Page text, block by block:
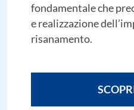
fondamentale che
e realizzazione
risanamento.